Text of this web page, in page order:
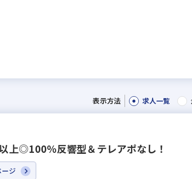
表示方法 求人一覧
上◎100％反響型＆テレアポなし！
ジ